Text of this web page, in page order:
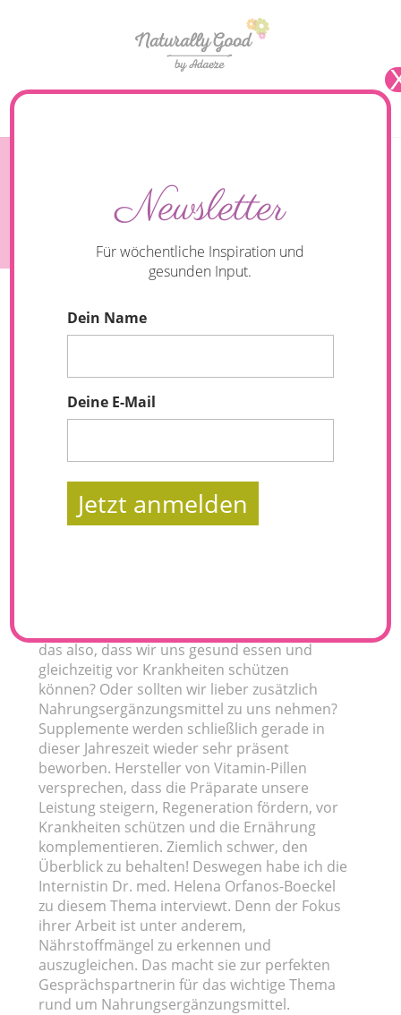
Nutzen oder Risiko? Interview mit Dr. Helena
Orfanos-Boeckel
das also, dass wir uns gesund essen und
gleichzeitig vor Krankheiten schützen
können? Oder sollten wir lieber zusätzlich
Nahrungsergänzungsmittel zu uns nehmen?
Supplemente werden schließlich gerade in
dieser Jahreszeit wieder sehr präsent
beworben. Hersteller von Vitamin-Pillen
versprechen, dass die Präparate unsere
Leistung steigern, Regeneration fördern, vor
Krankheiten schützen und die Ernährung
komplementieren. Ziemlich schwer, den
Überblick zu behalten! Deswegen habe ich die
Internistin Dr. med. Helena Orfanos-Boeckel
zu diesem Thema interviewt. Denn der Fokus
ihrer Arbeit ist unter anderem,
Nährstoffmängel zu erkennen und
auszugleichen. Das macht sie zur perfekten
Gesprächspartnerin für das wichtige Thema
rund um Nahrungsergänzungsmittel.
Newsletter
Für wöchentliche Inspiration und
gesunden Input.
Dein Name
Deine E-Mail
Jetzt anmelden